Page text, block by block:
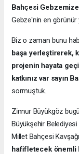
Bahçesi Gebzemize
Gebze'nin en görünür
Biz o zaman bunu
başa yerleştirerek,
projenin hayata
katkınız var sayın
sormuştuk..
Zinnur Büyükgöz
Büyükşehir Belediyesi
Millet Bahçesi
hafifletecek önemli